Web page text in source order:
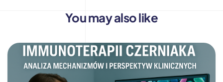
You may also like